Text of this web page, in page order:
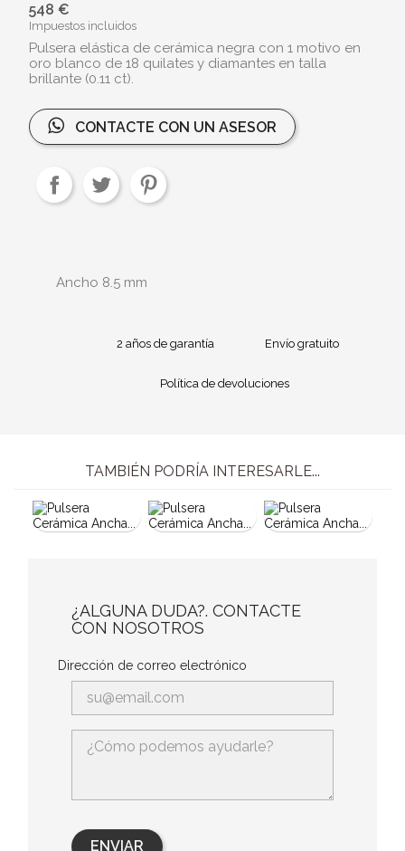
548 €
Impuestos incluidos
Pulsera elástica de cerámica negra con 1 motivo en
oro blanco de 18 quilates y diamantes en talla
brillante (0.11 ct).
CONTACTE CON UN ASESOR
Ancho 8.5 mm
2 años de garantía Envío gratuito
Política de devoluciones
TAMBIÉN PODRÍA INTERESARLE...
¿ALGUNA DUDA?. CONTACTE
CON NOSOTROS
Dirección de correo electrónico